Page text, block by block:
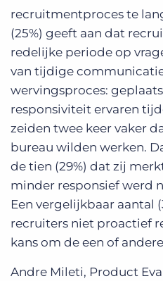
recruitmentproces te
(25%) geeft aan dat
redelijke periode op
van tijdige
wervingsproces:
responsiviteit ervaren
zeiden twee keer vaker
bureau wilden werken.
de tien (29%) dat zij
minder responsief werd
Een vergelijkbaar aantal
recruiters niet proactief
kans om de een of
Andre Mileti, Product